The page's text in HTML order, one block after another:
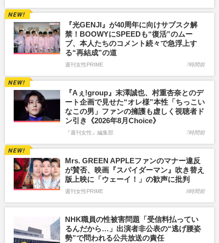
『光GENJI』が40周年に向けサブスク解
禁！BOOWYにSPEEDも“復活”のムー
ブ、本人たちのコメント続々で急浮上す
る“再結成”の道
週刊女性PRIME 7時間前
『Aぇ!group』末澤誠也、村重杏奈とのデ
ート企画で見せた“オレ様”本性「ちっこい
なこの男」ファンの擁護も虚しく視聴者ド
ン引き《2026年8月Choice》
『週刊女性』編集部 7時間前
Mrs. GREEN APPLEファンのマナー違反
が賛否、映画『スパイダーマン』吹き替え
版上映に「ウェーイ！」の歓声に批判
週刊女性PRIME 8時間前
NHK職員の性被害問題「受信料払ってい
るんだから…」出演者非公表の“逃げ腰姿
勢”で問われる公共放送の責任